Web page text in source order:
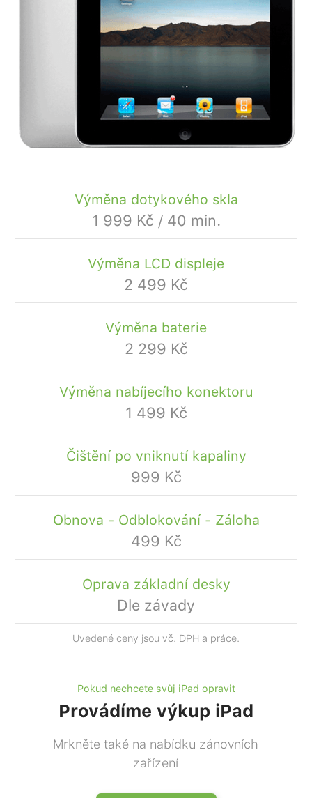
Výměna dotykového skla
1 999 Kč / 40 min.
Výměna LCD displeje
2 499 Kč
Výměna baterie
2 299 Kč
Výměna nabíjecího konektoru
1 499 Kč
Čištění po vniknutí kapaliny
999 Kč
Obnova - Odblokování - Záloha
499 Kč
Oprava základní desky
Dle závady
Uvedené ceny jsou vč. DPH a práce.
Pokud nechcete svůj iPad opravit
Provádíme výkup iPad
Mrkněte také na nabídku zánovních
zařízení